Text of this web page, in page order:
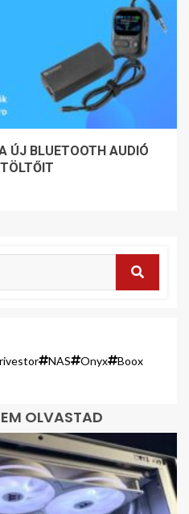
ÚJ BLUETOOTH AUDIÓ
NAS Onyx Boox
OLVASTAD